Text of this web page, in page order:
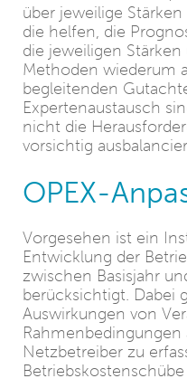
über jeweilige
die helfen, die
die jeweiligen
Methoden wiederum
begleitenden
Expertenaustausch
nicht die
vorsichtig
Vorgesehen ist ein
Entwicklung der
zwischen Basisjahr
berücksichtigt. Dabei
Auswirkungen von
Netzbetreiber zu